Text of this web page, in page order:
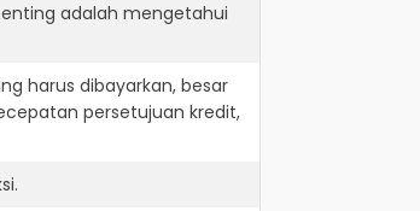
adalah mengetahui
harus dibayarkan, besar
persetujuan kredit,